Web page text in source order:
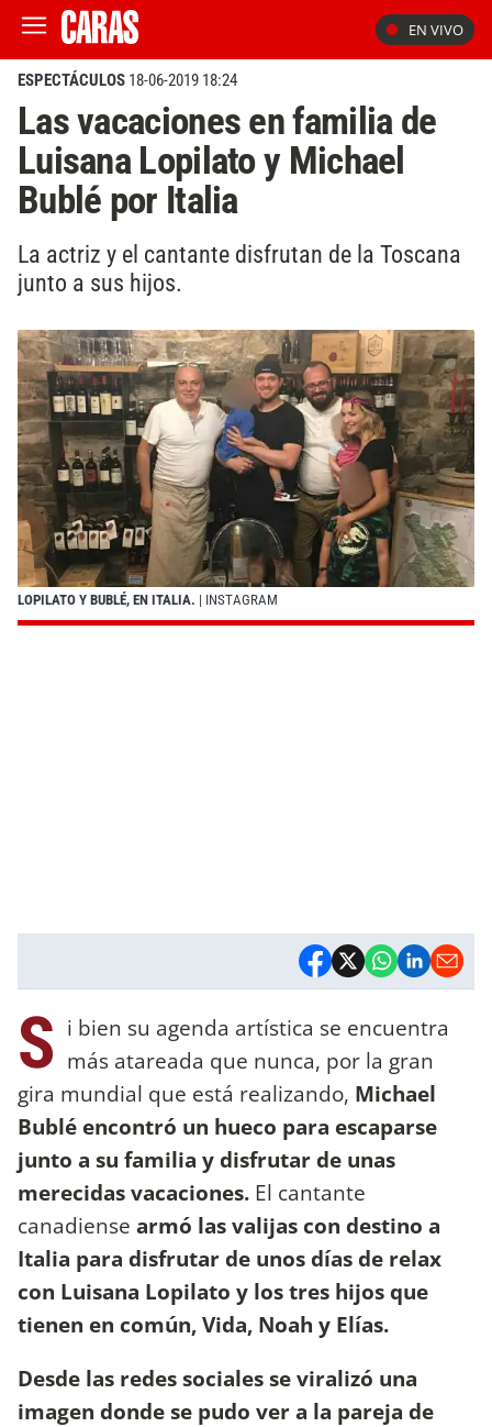
EN VIVO
ESPECTÁCULOS 18-06-2019 18:24
Las vacaciones en familia de
Luisana Lopilato y Michael
Bublé por Italia
La actriz y el cantante disfrutan de la Toscana
junto a sus hijos.
LOPILATO Y BUBLÉ, EN ITALIA. | INSTAGRAM
S i bien su agenda artística se encuentra
más atareada que nunca, por la gran
gira mundial que está realizando, Michael
Bublé encontró un hueco para escaparse
junto a su familia y disfrutar de unas
merecidas vacaciones. El cantante
canadiense armó las valijas con destino a
Italia para disfrutar de unos días de relax
con Luisana Lopilato y los tres hijos que
tienen en común, Vida, Noah y Elías.
Desde las redes sociales se viralizó una
imagen donde se pudo ver a la pareja de